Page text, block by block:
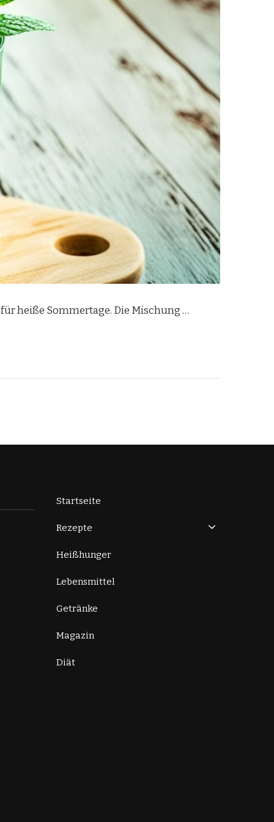
heiße Sommertage. Die Mischung …
Startseite
Rezepte
Heißhunger
Lebensmittel
Getränke
Magazin
Diät